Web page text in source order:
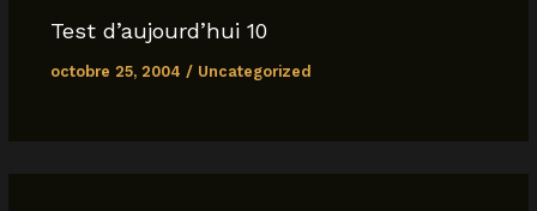
Test d’aujourd’hui 10
octobre 25, 2004 / Uncategorized